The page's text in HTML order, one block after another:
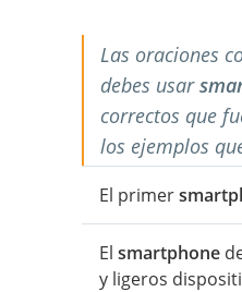
Las oraciones
debes usar
correctos que
los ejemplos
El primer
El smartphone
y ligeros